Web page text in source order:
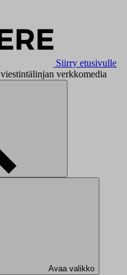
Siirry etusivulle
verkkomedia
Avaa valikko